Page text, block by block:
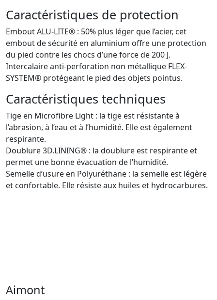
Caractéristiques de protection
Embout ALU-LITE® : 50% plus léger que l’acier, cet
embout de sécurité en aluminium offre une protection
du pied contre les chocs d’une force de 200 J.
Intercalaire anti-perforation non métallique FLEX-
SYSTEM® protégeant le pied des objets pointus.
Caractéristiques techniques
Tige en Microfibre Light : la tige est résistante à
l’abrasion, à l’eau et à l’humidité. Elle est également
respirante.
Doublure 3D.LINING® : la doublure est respirante et
permet une bonne évacuation de l’humidité.
Semelle d’usure en Polyuréthane : la semelle est légère
et confortable. Elle résiste aux huiles et hydrocarbures.
Aimont